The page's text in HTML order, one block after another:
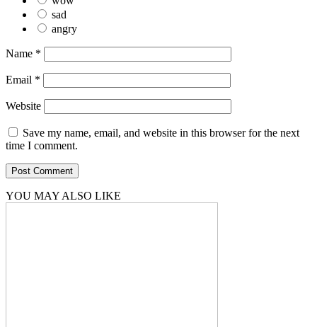
sad
angry
Name *
Email *
Website
Save my name, email, and website in this browser for the next
time I comment.
YOU MAY ALSO LIKE